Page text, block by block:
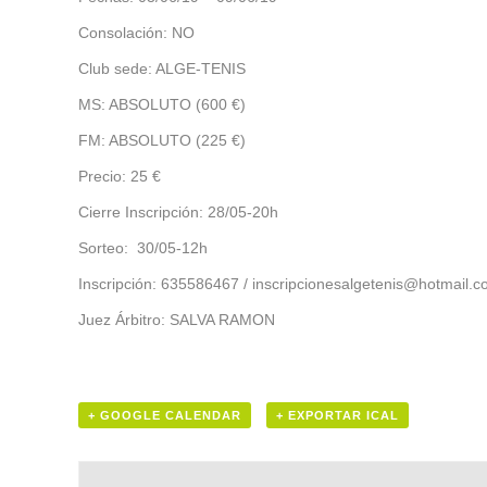
Consolación: NO
Club sede: ALGE-TENIS
MS: ABSOLUTO (600 €)
FM: ABSOLUTO (225 €)
Precio: 25 €
Cierre Inscripción: 28/05-20h
Sorteo: 30/05-12h
Inscripción: 635586467 /
Juez Árbitro: SALVA RAMON
+ GOOGLE CALENDAR + EXPORTAR ICAL